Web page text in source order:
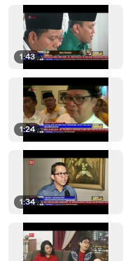
1:43
1:24
1:34